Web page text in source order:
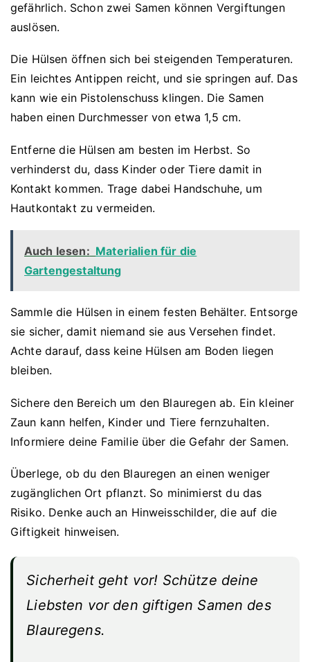
gefährlich. Schon zwei Samen können Vergiftungen
auslösen.
Die Hülsen öffnen sich bei steigenden Temperaturen.
Ein leichtes Antippen reicht, und sie springen auf. Das
kann wie ein Pistolenschuss klingen. Die Samen
haben einen Durchmesser von etwa 1,5 cm.
Entferne die Hülsen am besten im Herbst. So
verhinderst du, dass Kinder oder Tiere damit in
Kontakt kommen. Trage dabei Handschuhe, um
Hautkontakt zu vermeiden.
Auch lesen: Materialien für die
Gartengestaltung
Sammle die Hülsen in einem festen Behälter. Entsorge
sie sicher, damit niemand sie aus Versehen findet.
Achte darauf, dass keine Hülsen am Boden liegen
bleiben.
Sichere den Bereich um den Blauregen ab. Ein kleiner
Zaun kann helfen, Kinder und Tiere fernzuhalten.
Informiere deine Familie über die Gefahr der Samen.
Überlege, ob du den Blauregen an einen weniger
zugänglichen Ort pflanzt. So minimierst du das
Risiko. Denke auch an Hinweisschilder, die auf die
Giftigkeit hinweisen.
Sicherheit geht vor! Schütze deine
Liebsten vor den giftigen Samen des
Blauregens.